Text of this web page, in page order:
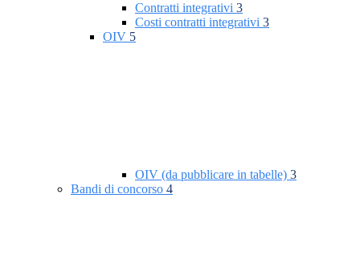
Contratti integrativi 3
Costi contratti integrativi 3
OIV 5
OIV (da pubblicare in tabelle) 3
Bandi di concorso 4